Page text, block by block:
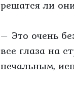
решатся ли
– Это очень
все глаза на
печальным,